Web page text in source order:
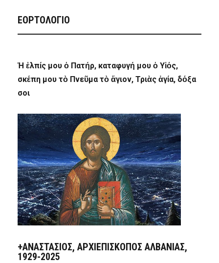
ΕΟΡΤΟΛΟΓΙΟ
Ἡ ἐλπίς μου ὁ Πατήρ, καταφυγή μου ὁ Υἱός,
σκέπη μου τὸ Πνεῦμα τὸ ἅγιον, Τριὰς ἁγία, δόξα
σοι
+ΑΝΑΣΤΆΣΙΟΣ, ΑΡΧΙΕΠΊΣΚΟΠΟΣ ΑΛΒΑΝΊΑΣ,
1929-2025